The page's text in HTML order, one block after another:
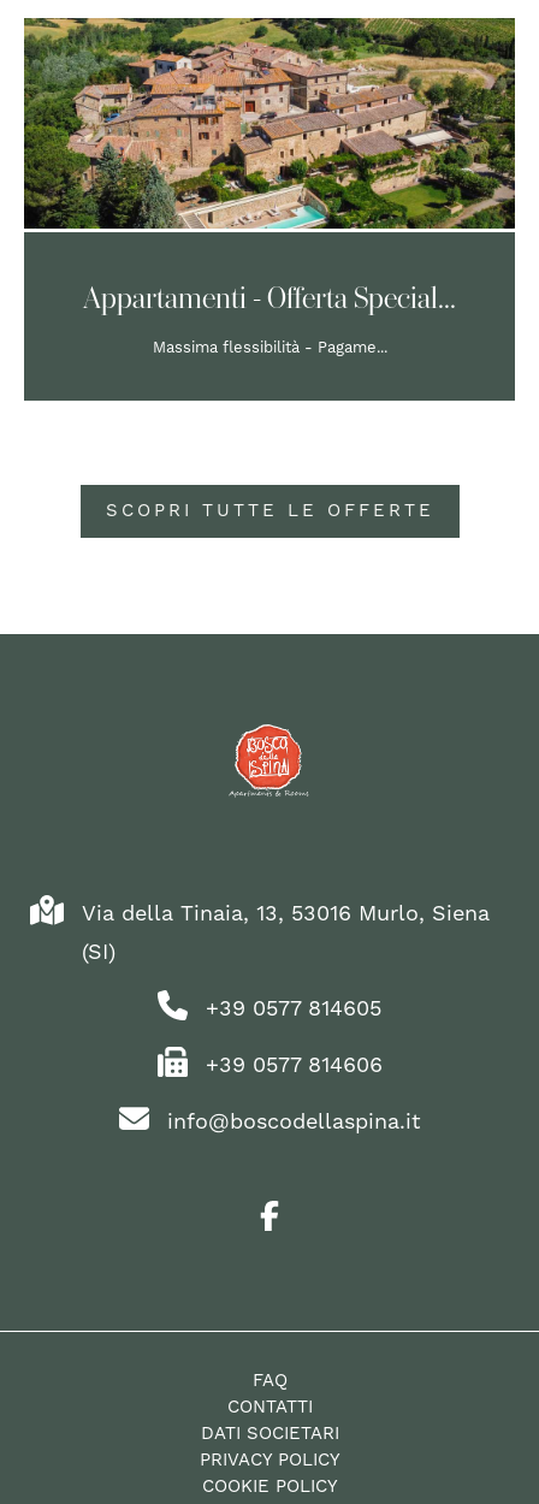
Appartamenti - Offerta Special...
Massima flessibilità - Pagame...
SCOPRI TUTTE LE OFFERTE
Via della Tinaia, 13, 53016 Murlo, Siena
(SI)
+39 0577 814605
+39 0577 814606
info@boscodellaspina.it
FAQ
CONTATTI
DATI SOCIETARI
PRIVACY POLICY
COOKIE POLICY